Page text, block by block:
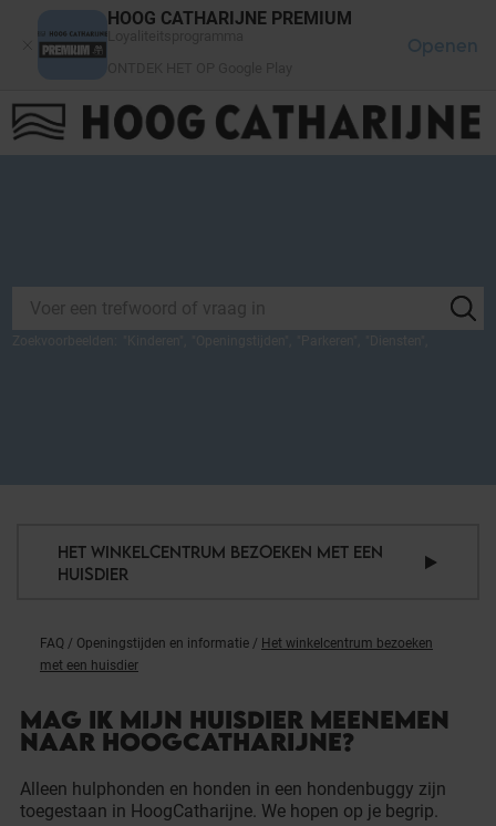
HOOG CATHARIJNE PREMIUM
Openen
FAQ
HET WINKELCENTRUM
LOG IN
HET WINKELCENTRUM BEZOEKEN MET EEN
HUISDIER
FAQ / Openingstijden en informatie / Het winkelcentrum bezoeken
met een huisdier
MAG IK MIJN HUISDIER MEENEMEN
NAAR HOOGCATHARIJNE?
Alleen hulphonden en honden in een hondenbuggy zijn
toegestaan in HoogCatharijne. We hopen op je begrip.
Cookies beheer paneel